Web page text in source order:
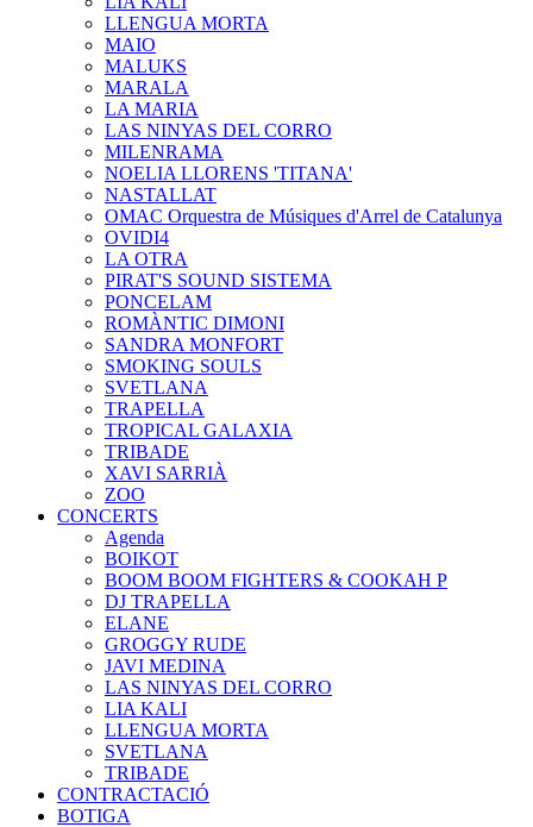
LLENGUA MORTA
MAIO
MALUKS
MARALA
LA MARIA
LAS NINYAS DEL CORRO
MILENRAMA
NOELIA LLORENS 'TITANA'
NASTALLAT
OMAC Orquestra de Músiques d'Arrel de Catalunya
OVIDI4
LA OTRA
PIRAT'S SOUND SISTEMA
PONCELAM
ROMÀNTIC DIMONI
SANDRA MONFORT
SMOKING SOULS
SVETLANA
TRAPELLA
TROPICAL GALAXIA
TRIBADE
XAVI SARRIÀ
ZOO
CONCERTS
Agenda
BOIKOT
BOOM BOOM FIGHTERS & COOKAH P
DJ TRAPELLA
ELANE
GROGGY RUDE
JAVI MEDINA
LAS NINYAS DEL CORRO
LIA KALI
LLENGUA MORTA
SVETLANA
TRIBADE
CONTRACTACIÓ
BOTIGA